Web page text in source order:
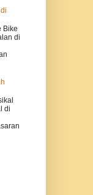
Bike
di
di